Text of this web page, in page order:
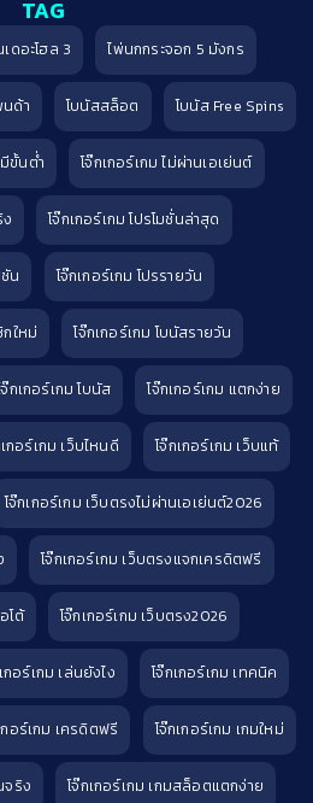
TAG
ดอะโฮล 3 ไพ่นกกระจอก 5 มังกร
นด้า โบนัสสล็อต โบนัส Free Spins
ขั้นต่ำ โจ๊กเกอร์เกม ไม่ผ่านเอเย่นต์
โจ๊กเกอร์เกม โปรโมชั่นล่าสุด
น โจ๊กเกอร์เกม โปรรายวัน
ใหม่ โจ๊กเกอร์เกม โบนัสรายวัน
จ๊กเกอร์เกม โบนัส โจ๊กเกอร์เกม แตกง่าย
กอร์เกม เว็บไหนดี โจ๊กเกอร์เกม เว็บแท้
โจ๊กเกอร์เกม เว็บตรงไม่ผ่านเอเย่นต์2026
โจ๊กเกอร์เกม เว็บตรงแจกเครดิตฟรี
โต้ โจ๊กเกอร์เกม เว็บตรง2026
กอร์เกม เล่นยังไง โจ๊กเกอร์เกม เทคนิค
กอร์เกม เครดิตฟรี โจ๊กเกอร์เกม เกมใหม่
จริง โจ๊กเกอร์เกม เกมสล็อตแตกง่าย